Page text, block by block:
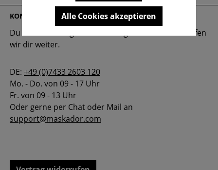
KONTAKT
Du hast eine Frage oder benötigst Hilfe? Gerne helfen
wir dir weiter.
DE: +49 (0)7433 2603 120
Mo. - Do. von 09 - 17 Uhr
Fr. von 09 - 13 Uhr
Oder gerne per Chat oder Mail an
support@maskador.com
Alle Cookies akzeptieren